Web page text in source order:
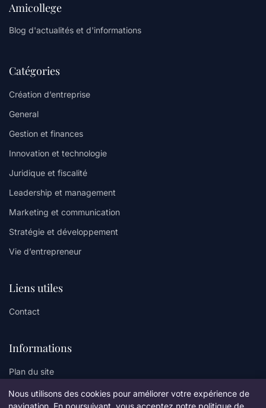
Amicollege
Blog d'actualités et d'informations
Catégories
Création d’entreprise
General
Gestion et finances
Innovation et technologie
Juridique et fiscalité
Leadership et management
Marketing et communication
Stratégie et développement
Vie d’entrepreneur
Liens utiles
Contact
Informations
Plan du site
Nous utilisons des cookies pour améliorer votre expérience de
navigation. En poursuivant, vous acceptez notre politique de